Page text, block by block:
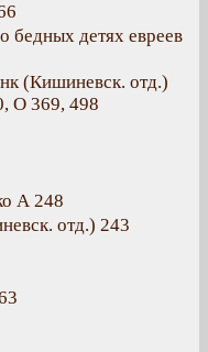
бедных детях евреев
(Кишиневск. отд.)
О 369, 498
А 248
отд.) 243